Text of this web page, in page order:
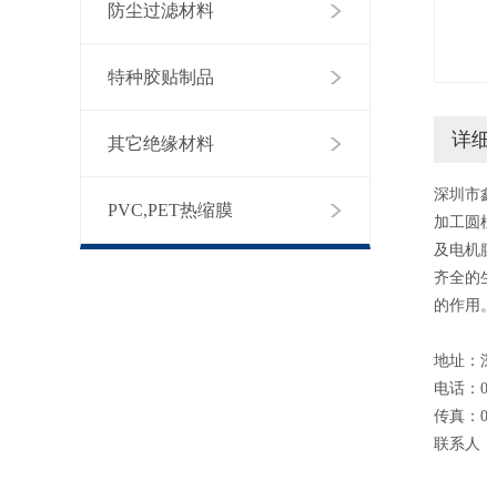
防尘过滤材料
特种胶贴制品
其它绝缘材料
PVC,PET热缩膜
详
深圳市
加工圆
及电机
齐全的
的作用。
地址：
电话：
传真：
联系人
刘平